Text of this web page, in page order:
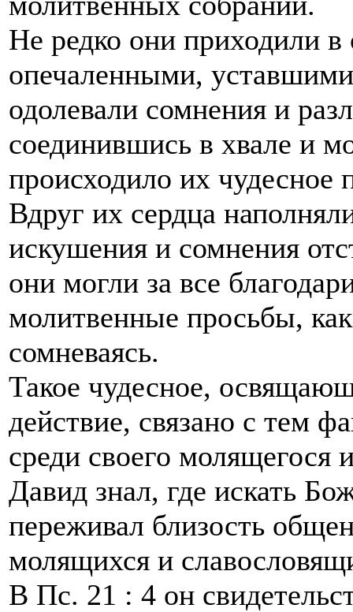
Не редко они приходили
опечаленными,
одолевали сомнения и
соединившись в хвале и
происходило их чудесное
Вдруг их сердца
искушения и сомнения
они могли за все
молитвенные просьбы,
сомневаясь.
Такое чудесное,
действие, связано с тем
среди своего молящегося
Давид знал, где искать
переживал близость
молящихся и
В Пс. 21 : 4 он